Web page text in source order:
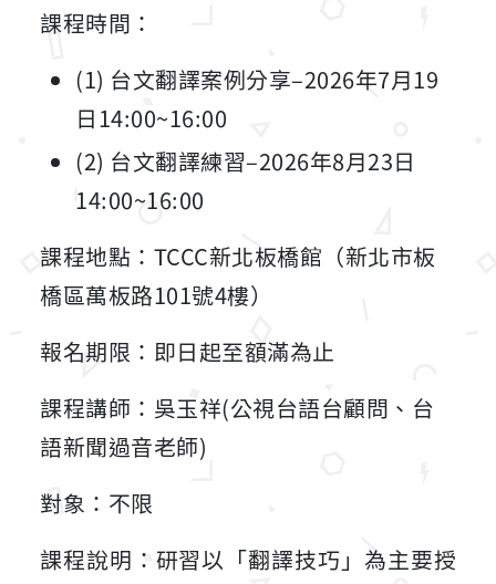
課程時間：
(1) 台文翻譯案例分享–2026年7月19
日14:00~16:00
(2) 台文翻譯練習–2026年8月23日
14:00~16:00
課程地點：TCCC新北板橋館（新北市板
橋區萬板路101號4樓）
報名期限：即日起至額滿為止
課程講師：吳玉祥(公視台語台顧問、台
語新聞過音老師)
對象：不限
課程說明：研習以「翻譯技巧」為主要授